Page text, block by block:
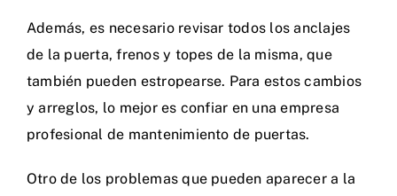
Además, es necesario revisar todos los anclajes
de la puerta, frenos y topes de la misma, que
también pueden estropearse. Para estos cambios
y arreglos, lo mejor es confiar en una empresa
profesional de mantenimiento de puertas.
Otro de los problemas que pueden aparecer a la